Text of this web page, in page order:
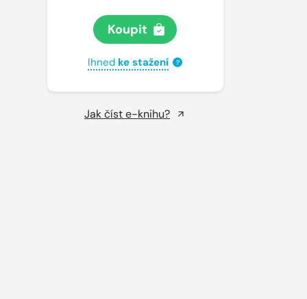
Koupit
Ihned ke stažení ?
Jak číst e-knihu?